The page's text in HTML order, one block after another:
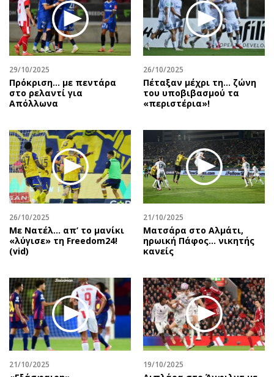
29/10/2025
Πρόκριση... με πεντάρα
στο ρελαντί για
Απόλλωνα
26/10/2025
Πέταξαν μέχρι τη… ζώνη
του υποβιβασμού τα
«περιστέρια»!
26/10/2025
Με Νατέλ… απ’ το μανίκι
«λύγισε» τη Freedom24!
(vid)
21/10/2025
Ματσάρα στο Αλμάτι,
ηρωική Πάφος… νικητής
κανείς
21/10/2025 19/10/2025